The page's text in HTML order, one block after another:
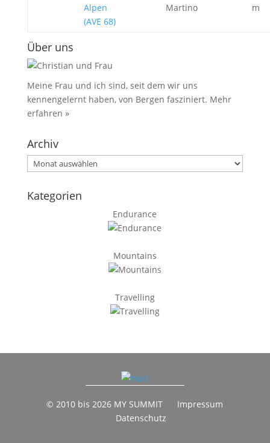
Alpen
(AVE 68)
Martino
m
Über uns
Meine Frau und ich sind, seit dem wir uns
kennengelernt haben, von Bergen fasziniert. Mehr
erfahren »
Archiv
Archiv
Kategorien
Endurance
Mountains
Travelling
© 2010 bis 2026 MY SUMMIT
Impressum
Datenschutz